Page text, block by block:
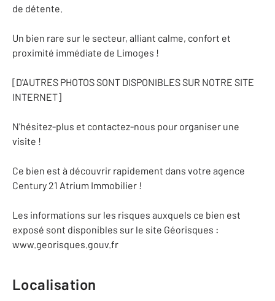
de détente.
Un bien rare sur le secteur, alliant calme, confort et
proximité immédiate de Limoges !
[D'AUTRES PHOTOS SONT DISPONIBLES SUR NOTRE SITE
INTERNET]
N'hésitez-plus et contactez-nous pour organiser une
visite !
Ce bien est à découvrir rapidement dans votre agence
Century 21 Atrium Immobilier !
Les informations sur les risques auxquels ce bien est
exposé sont disponibles sur le site Géorisques :
www.georisques.gouv.fr
Localisation